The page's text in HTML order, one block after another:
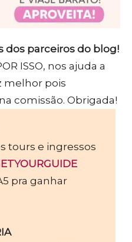
dos parceiros do blog!
ISSO, nos ajuda a
melhor pois
comissão. Obrigada!
tours e ingressos
pra ganhar